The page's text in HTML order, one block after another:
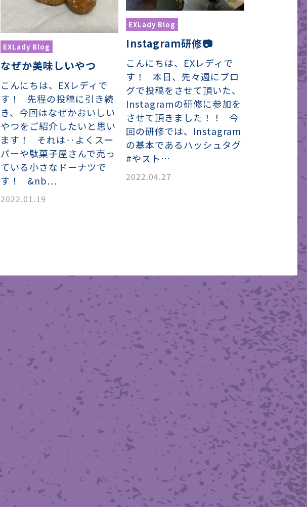
EXLady Blog
なぜか美味しいやつ
こんにちは、EXレディで
す！ 先程の投稿に引き続
き、今回はなぜかおいしい
やつをご紹介したいと思い
ます！ それは‥よくスー
パーや駄菓子屋さんで売っ
ている小さなドーナツで
す！ &nb…
2022.01.19
EXLady Blog
Instagram研修📷
こんにちは、EXレディで
す！ 本日、先々週にブロ
グで投稿をさせて頂いた、
Instagramの研修に参加を
させて頂きました！！ 今
回の研修では、Instagram
の基本であるハッシュタグ
#やスト…
2022.04.27